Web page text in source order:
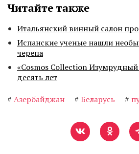
Читайте также
Итальянский винный салон
Испанские ученые нашли
черепа
«Cosmos Collection
десять лет
# Азербайджан # Беларусь #